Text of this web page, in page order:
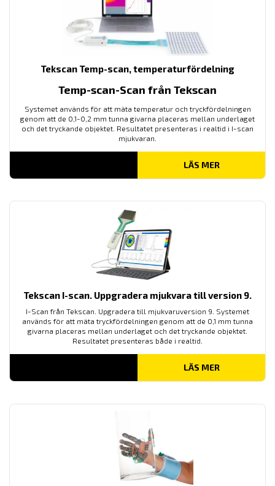
Tekscan Temp-scan, temperaturfördelning
Temp-scan-Scan från Tekscan
Systemet används för att mäta temperatur och tryckfördelningen
genom att de 0,1-0,2 mm tunna givarna placeras mellan underlaget
och det tryckande objektet. Resultatet presenteras i realtid i I-scan
mjukvaran.
LÄS MER
Tekscan I-scan. Uppgradera mjukvara till version 9.
I-Scan från Tekscan. Upgradera till mjukvaruversion 9. Systemet
används för att mäta tryckfördelningen genom att de 0,1 mm tunna
givarna placeras mellan underlaget och det tryckande objektet.
Resultatet presenteras både i realtid.
LÄS MER